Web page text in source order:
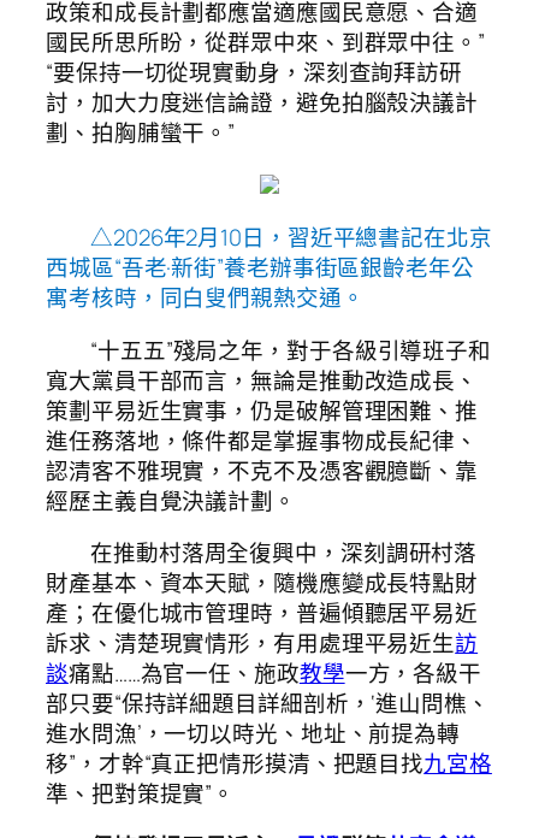
政策和成長計劃都應當適應國民意愿、合適
國民所思所盼，從群眾中來、到群眾中往。”
“要保持一切從現實動身，深刻查詢拜訪研
討，加大力度迷信論證，避免拍腦殼決議計
劃、拍胸脯蠻干。”
△2026年2月10日，習近平總書記在北京
西城區“吾老·新街”養老辦事街區銀齡老年公
寓考核時，同白叟們親熱交通。
“十五五”殘局之年，對于各級引導班子和
寬大黨員干部而言，無論是推動改造成長、
策劃平易近生實事，仍是破解管理困難、推
進任務落地，條件都是掌握事物成長紀律、
認清客不雅現實，不克不及憑客觀臆斷、靠
經歷主義自覺決議計劃。
在推動村落周全復興中，深刻調研村落
財產基本、資本天賦，隨機應變成長特點財
產；在優化城市管理時，普遍傾聽居平易近
訴求、清楚現實情形，有用處理平易近生訪
談痛點……為官一任、施政教學一方，各級干
部只要“保持詳細題目詳細剖析，‘進山問樵、
進水問漁’，一切以時光、地址、前提為轉
移”，才幹“真正把情形摸清、把題目找九宮格
準、把對策提實”。